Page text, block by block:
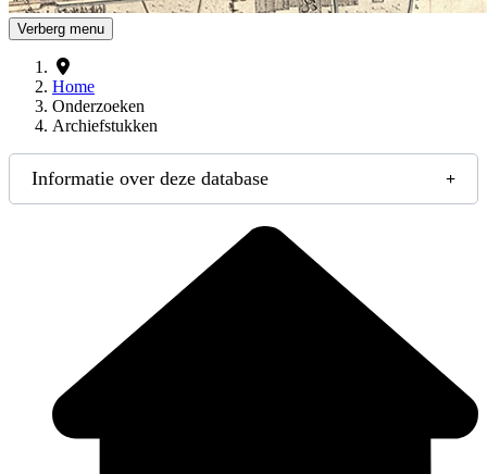
Verberg menu
Home
Onderzoeken
Archiefstukken
Informatie over deze database